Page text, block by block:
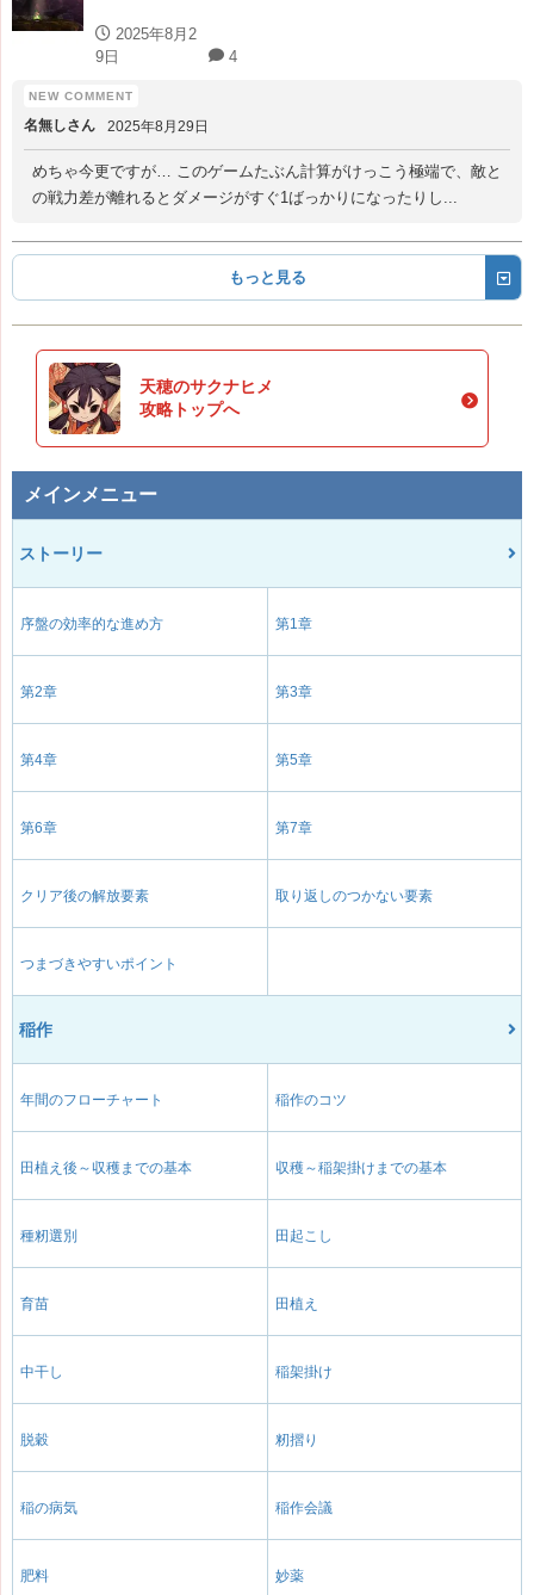
2025年8月2
9日
4
名無しさん 2025年8月29日
めちゃ今更ですが… このゲームたぶん計算がけっこう極端で、敵と
の戦力差が離れるとダメージがすぐ1ばっかりになったりし...
もっと見る
天穂のサクナヒメ
攻略トップへ
メインメニュー
ストーリー
序盤の効率的な進め方 第1章
第2章 第3章
第4章 第5章
第6章 第7章
クリア後の解放要素 取り返しのつかない要素
つまづきやすいポイント
稲作
年間のフローチャート 稲作のコツ
田植え後～収穫までの基本 収穫～稲架掛けまでの基本
種籾選別 田起こし
育苗 田植え
中干し 稲架掛け
脱穀 籾摺り
稲の病気 稲作会議
肥料 妙薬